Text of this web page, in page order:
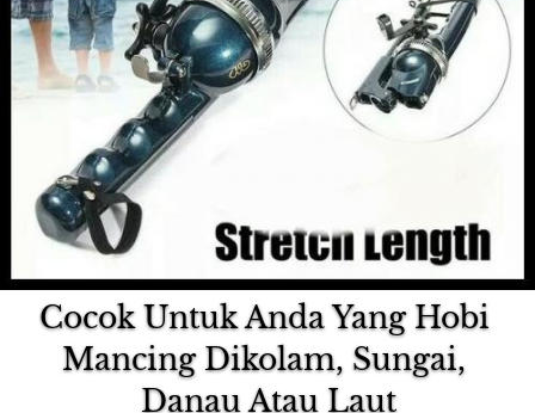
Cocok Untuk Anda Yang Hobi
Mancing Dikolam, Sungai,
Danau Atau Laut